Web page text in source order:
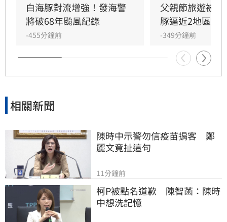
中西部雨勢將隨颱風接近而愈趨明顯，預估週日
（9日）將是降雨最為劇烈的一天。提醒民眾週
末規劃活動時，務必留意天氣變化及防災準備，
白海豚對流增強！發海警
將破68年颱風紀錄
-455分鐘前
父親節旅遊被
豚逼近2地區炸
-349分鐘前
相關新聞
陳時中示警勿信疫苗掮客　鄭
麗文竟扯這句
11分鐘前
柯P被點名道歉　陳智菡：陳時
中想洗記憶